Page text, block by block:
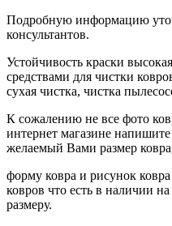
Подробную информацию
консультантов.
Устойчивость краски
средствами для чистки
сухая чистка, чистка
К сожалению не все фото
интернет магазине
желаемый Вами размер
форму ковра и рисунок
ковров что есть в наличии
размеру.